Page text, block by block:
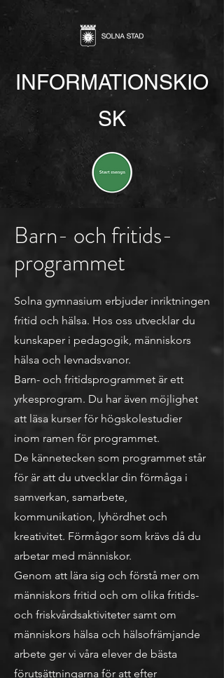
INFORMATIONSKIO
SK
Barn- och fritids­
programmet
Solna gymnasium erbjuder inriktningen
fritid och hälsa. Hos oss utvecklar du
kunskaper i pedagogik, människors
hälsa och levnadsvanor.
Barn- och fritidsprogrammet är ett
yrkesprogram. Du har även möjlighet
att läsa kurser för högskolestudier
inom ramen för programmet.
De kännetecken som programmet står
för är att du utvecklar din förmåga i
samverkan, samarbete,
kommunikation, lyhördhet och
kreativitet. Förmågor som krävs då du
arbetar med människor.
Genom att lära sig och förstå mer om
människors fritid och om olika fritids-
och friskvårdsaktiviteter samt om
människors hälsa och hälsofrämjande
arbete ger vi våra elever de bästa
förutsättningarna för att efter